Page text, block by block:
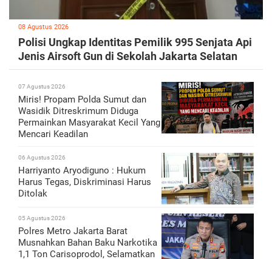
08 Agustus 2026
Polisi Ungkap Identitas Pemilik 995 Senjata Api
Jenis Airsoft Gun di Sekolah Jakarta Selatan
07 Agustus 2026
Miris! Propam Polda Sumut dan
Wasidik Ditreskrimum Diduga
Permainkan Masyarakat Kecil Yang
Mencari Keadilan
06 Agustus 2026
Harriyanto Aryodiguno : Hukum
Harus Tegas, Diskriminasi Harus
Ditolak
05 Agustus 2026
Polres Metro Jakarta Barat
Musnahkan Bahan Baku Narkotika
1,1 Ton Carisoprodol, Selamatkan